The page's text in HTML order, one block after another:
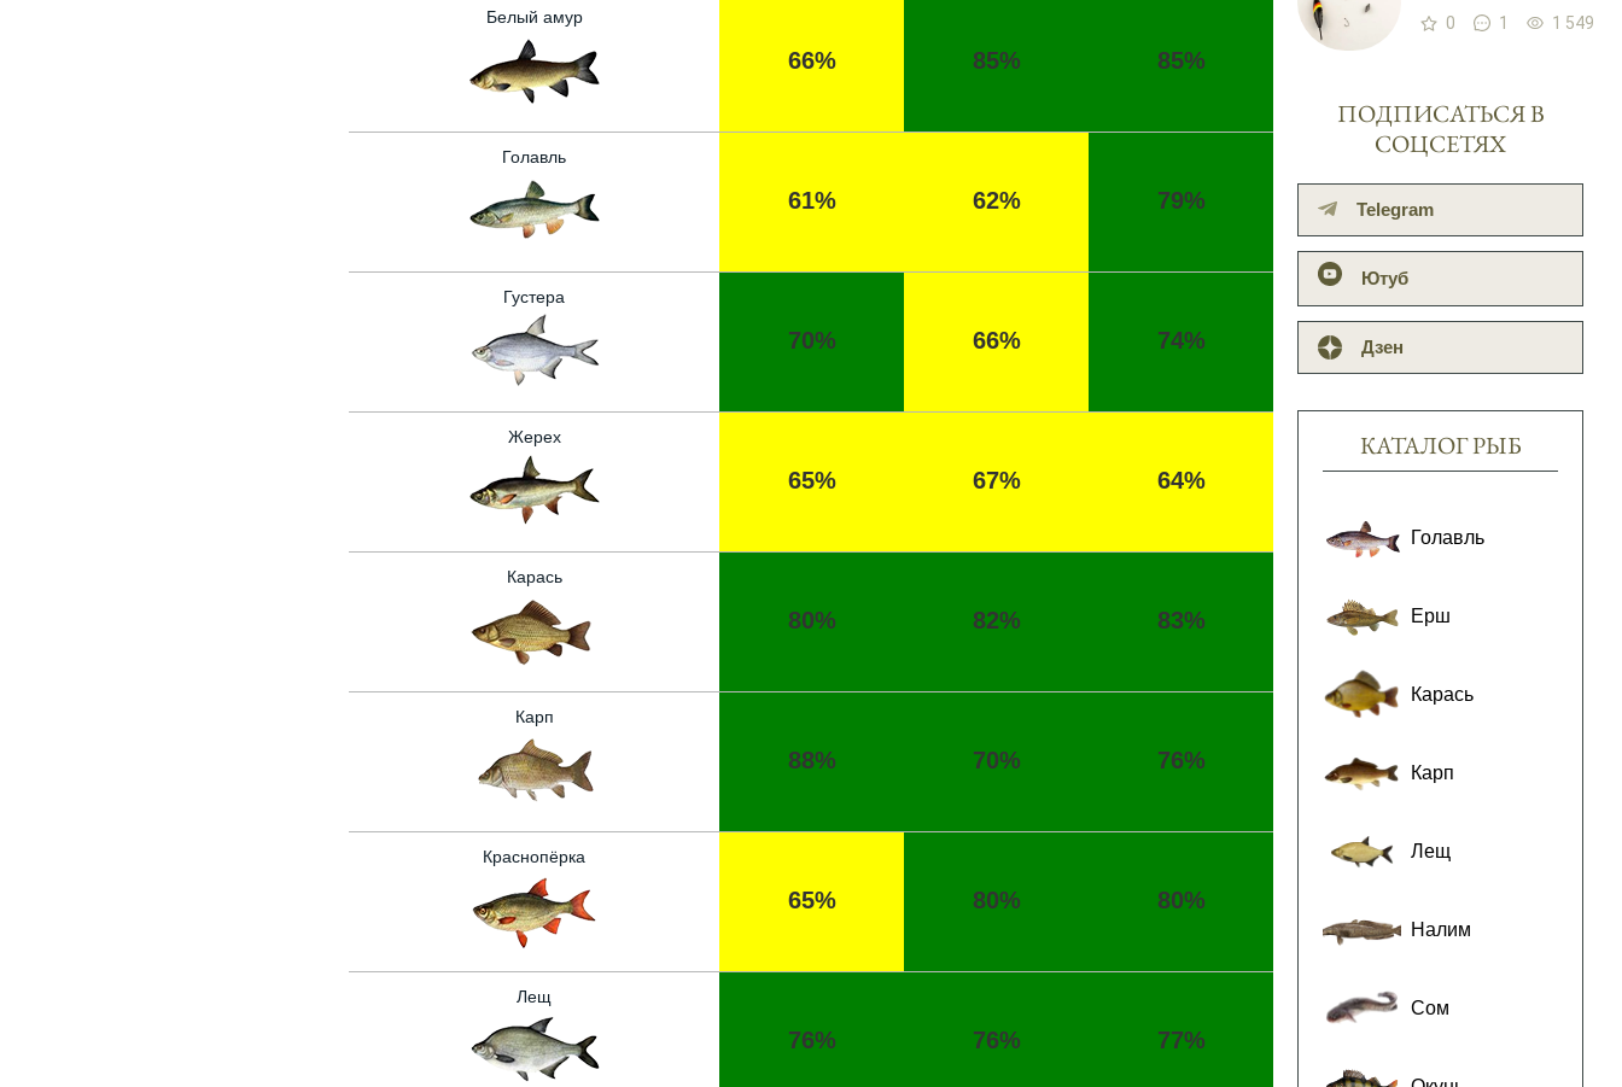
Белый амур
66% 85% 85%
Голавль
61% 62% 79%
Густера
70% 66% 74%
Жерех
65% 67% 64%
Карась
80% 82% 83%
Карп
88% 70% 76%
Краснопёрка
65% 80% 80%
Лещ
76% 76% 77%
0 1 1 549
ПОДПИСАТЬСЯ В
СОЦСЕТЯХ
Telegram
Ютуб
Дзен
КАТАЛОГ РЫБ
Голавль
Ерш
Карась
Карп
Лещ
Налим
Сом